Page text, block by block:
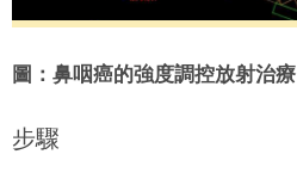
圖：鼻咽癌的強度調控放射治療
步驟